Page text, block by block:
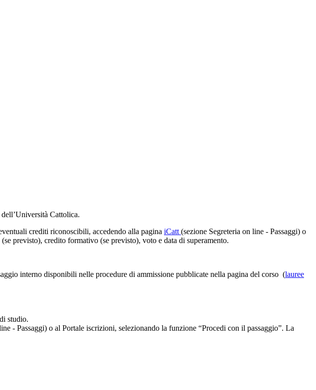
Cattolica.
crediti riconoscibili, accedendo alla pagina iCatt(sezione Segreteria on line - Passaggi) o
previsto), credito formativo (se previsto), voto e data di superamento.
interno disponibili nelle procedure di ammissione pubblicate nella pagina del corso (lauree
studio.
- Passaggi) o al Portale iscrizioni, selezionando la funzione “Procedi con il passaggio”. La